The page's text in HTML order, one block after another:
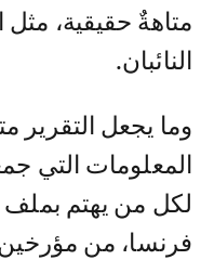
متاهةٌ حقيقية،
النائبان.
وما يجعل التقرير
المعلومات التي
لكل من يهتم بملف
فرنسا، من